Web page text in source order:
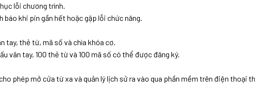
lỗi chương trình.
báo khi pin gần hết hoặc gặp lỗi chức năng.
tay, thẻ từ, mã số và chìa khóa cơ.
vân tay, 100 thẻ từ và 100 mã số có thể được đăng ký.
phép mở cửa từ xa và quản lý lịch sử ra vào qua phần mềm trên điện thoại